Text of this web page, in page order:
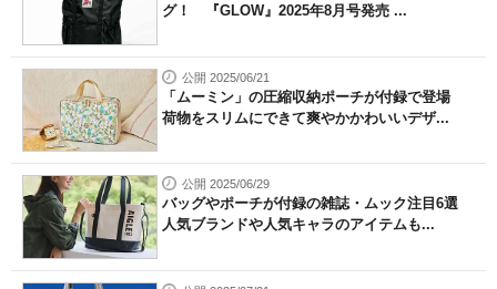
グ！ 『GLOW』2025年8月号発売 ...
公開 2025/06/21
「ムーミン」の圧縮収納ポーチが付録で登場
荷物をスリムにできて爽やかかわいいデザ...
公開 2025/06/29
バッグやポーチが付録の雑誌・ムック注目6選
人気ブランドや人気キャラのアイテムも...